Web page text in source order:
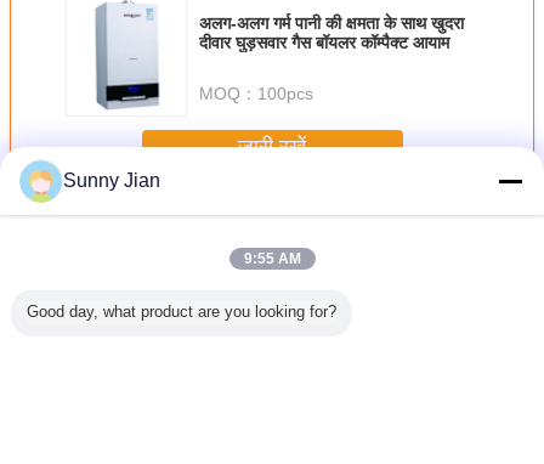
अलग-अलग गर्म पानी की क्षमता के साथ खुदरा
दीवार घुड़सवार गैस बॉयलर कॉम्पैक्ट आयाम
MOQ： 100pcs
जारी रखें
अधिकदीवार लटका गैस बॉयलर
Sunny Jian
9:55 AM
Good day, what product are you looking for?